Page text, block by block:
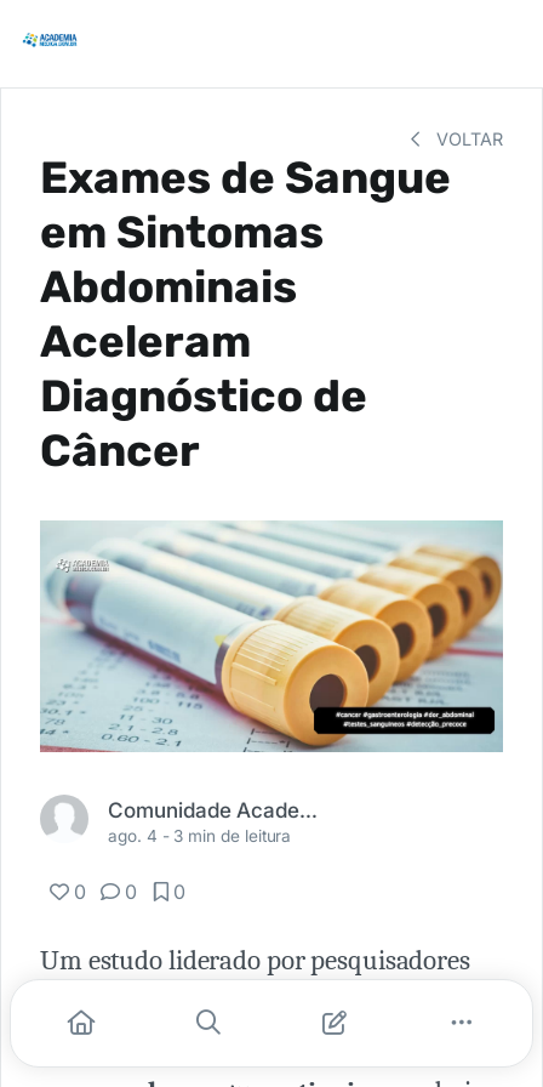
VOLTAR
Exames de Sangue
em Sintomas
Abdominais
Aceleram
Diagnóstico de
Câncer
Comunidade Academia Médica
ago. 4 - 3 min de leitura
0 0 0
Um estudo liderado por pesquisadores
da UCL (University College London)